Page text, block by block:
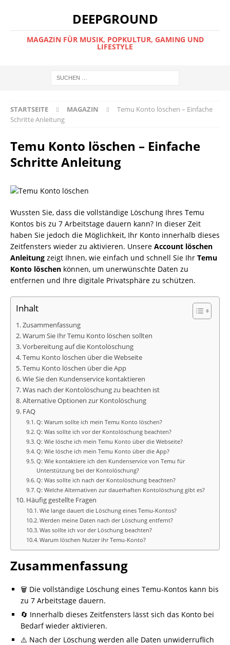
DEEPGROUND
MAGAZIN FÜR MUSIK, POPKULTUR, GAMING UND
LIFESTYLE
STARTSEITE MAGAZIN
Temu Konto löschen – Einfache
Schritte Anleitung
Temu Konto löschen – Einfache
Schritte Anleitung
Wussten Sie, dass die vollständige Löschung Ihres Temu
Kontos bis zu 7 Arbeitstage dauern kann? In dieser Zeit
haben Sie jedoch die Möglichkeit, Ihr Konto innerhalb dieses
Zeitfensters wieder zu aktivieren. Unsere Account löschen
Anleitung zeigt Ihnen, wie einfach und schnell Sie Ihr Temu
Konto löschen können, um unerwünschte Daten zu
entfernen und Ihre digitale Privatsphäre zu schützen.
Inhalt
Zusammenfassung
Warum Sie Ihr Temu Konto löschen sollten
Vorbereitung auf die Kontolöschung
Temu Konto löschen über die Webseite
Temu Konto löschen über die App
Wie Sie den Kundenservice kontaktieren
Was nach der Kontolöschung zu beachten ist
Alternative Optionen zur Kontolöschung
FAQ
Q: Warum sollte ich mein Temu Konto löschen?
Q: Was sollte ich vor der Kontolöschung beachten?
Q: Wie lösche ich mein Temu Konto über die Webseite?
Q: Wie lösche ich mein Temu Konto über die App?
Q: Wie kontaktiere ich den Kundenservice von Temu für
Unterstützung bei der Kontolöschung?
Q: Was sollte ich nach der Kontolöschung beachten?
Q: Welche Alternativen zur dauerhaften Kontolöschung gibt es?
Häufig gestellte Fragen
Wie lange dauert die Löschung eines Temu-Kontos?
Werden meine Daten nach der Löschung entfernt?
Was sollte ich vor der Löschung beachten?
Warum löschen Nutzer ihr Temu-Konto?
Zusammenfassung
🗑️ Die vollständige Löschung eines Temu-Kontos kann bis
zu 7 Arbeitstage dauern.
🔄 Innerhalb dieses Zeitfensters lässt sich das Konto bei
Bedarf wieder aktivieren.
⚠️ Nach der Löschung werden alle Daten unwiderruflich